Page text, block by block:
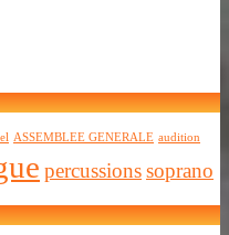
ASSEMBLEE GENERALE audition
percussionssoprano